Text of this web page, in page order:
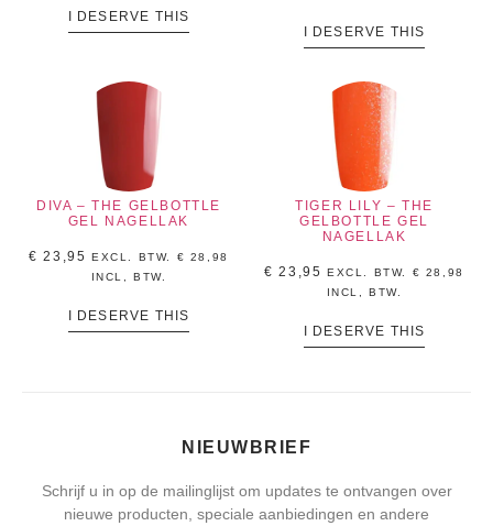
I DESERVE THIS
I DESERVE THIS
DIVA – THE GELBOTTLE
GEL NAGELLAK
€ 23,95 EXCL. BTW. € 28,98
INCL, BTW.
I DESERVE THIS
TIGER LILY – THE
GELBOTTLE GEL
NAGELLAK
€ 23,95 EXCL. BTW. € 28,98
INCL, BTW.
I DESERVE THIS
NIEUWBRIEF
Schrijf u in op de mailinglijst om updates te ontvangen over
nieuwe producten, speciale aanbiedingen en andere